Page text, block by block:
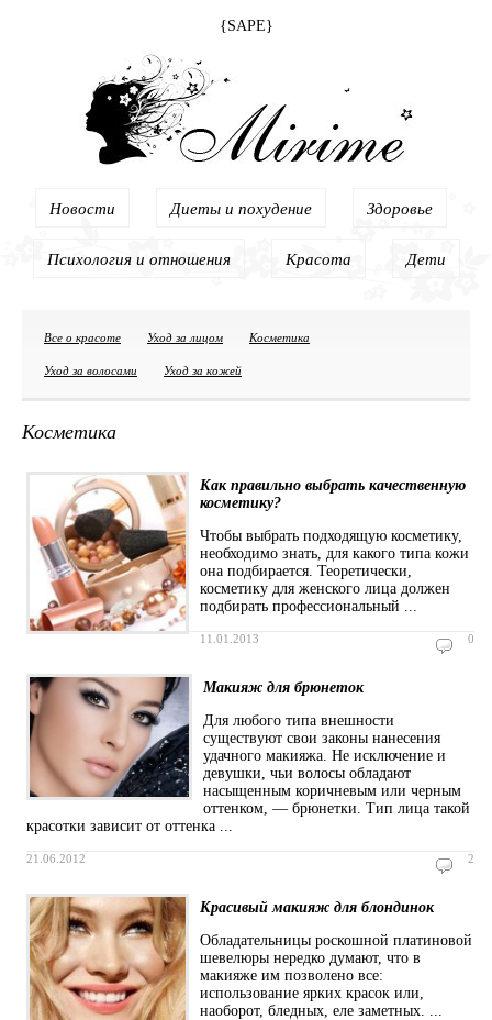
{SAPE}
Новости Диеты и похудение Здоровье
Психология и отношения Красота Дети
Все о красоте Уход за лицом
Косметика
Уход за волосами
Уход за кожей
Косметика
Как правильно выбрать качественную
косметику?
Чтобы выбрать подходящую косметику,
необходимо знать, для какого типа кожи
она подбирается. Теоретически,
косметику для женского лица должен
подбирать профессиональный ...
11.01.2013 0
Макияж для брюнеток
Для любого типа внешности
существуют свои законы нанесения
удачного макияжа. Не исключение и
девушки, чьи волосы обладают
насыщенным коричневым или черным
оттенком, — брюнетки. Тип лица такой
красотки зависит от оттенка ...
21.06.2012 2
Красивый макияж для блондинок
Обладательницы роскошной платиновой
шевелюры нередко думают, что в
макияже им позволено все:
использование ярких красок или,
наоборот, бледных, еле заметных. ...